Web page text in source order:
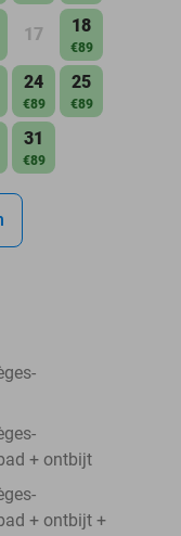
17 18
€89
24
€89
25
€89
31
€89
+ ontbijt
+ ontbijt +